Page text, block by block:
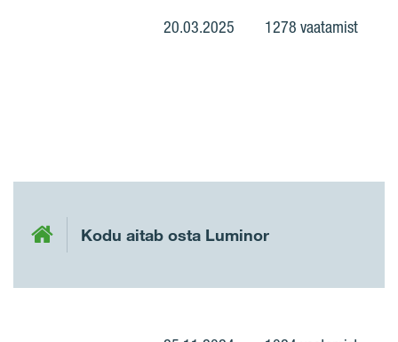
20.03.2025 1278 vaatamist
Kodu aitab osta Luminor